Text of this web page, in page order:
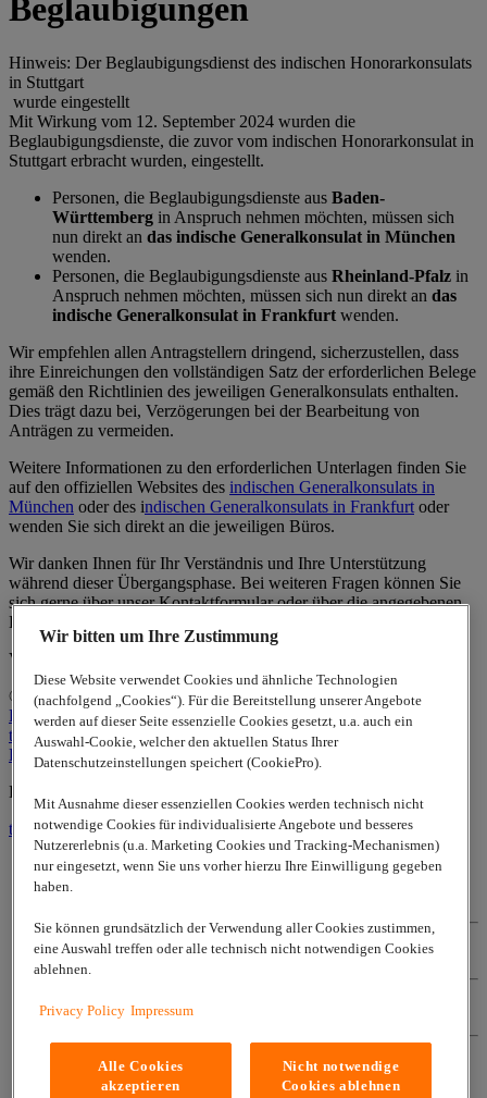
Beglaubigungen
Hinweis: Der Beglaubigungsdienst des indischen Honorarkonsulats
in Stuttgart
wurde eingestellt
Mit Wirkung vom 12. September 2024 wurden die
Beglaubigungsdienste, die zuvor vom indischen Honorarkonsulat in
Stuttgart erbracht wurden, eingestellt.
Personen, die Beglaubigungsdienste aus Baden-
Württemberg in Anspruch nehmen möchten, müssen sich
nun direkt an das indische Generalkonsulat in München
wenden.
Personen, die Beglaubigungsdienste aus Rheinland-Pfalz in
Anspruch nehmen möchten, müssen sich nun direkt an das
indische Generalkonsulat in Frankfurt wenden.
Wir empfehlen allen Antragstellern dringend, sicherzustellen, dass
ihre Einreichungen den vollständigen Satz der erforderlichen Belege
gemäß den Richtlinien des jeweiligen Generalkonsulats enthalten.
Dies trägt dazu bei, Verzögerungen bei der Bearbeitung von
Anträgen zu vermeiden.
Weitere Informationen zu den erforderlichen Unterlagen finden Sie
auf den offiziellen Websites des indischen Generalkonsulats in
München oder des indischen Generalkonsulats in Frankfurt oder
wenden Sie sich direkt an die jeweiligen Büros.
Wir danken Ihnen für Ihr Verständnis und Ihre Unterstützung
während dieser Übergangsphase. Bei weiteren Fragen können Sie
sich gerne über unser Kontaktformular oder über die angegebenen
Kontaktinformationen an uns wenden.
Vielen Dank für Ihre Aufmerksamkeit.
© 2026www.lappgroup.comPrivacy
Policy Kontakt Impressum Sitemap|Cookie-Einstellungen
to top
LinkedIn
Lapp Insulator is not affiliated with the Lapp Group
to top
Kontakt
Impressum
Sitemap
Wir bitten um Ihre Zustimmung
Diese Website verwendet Cookies und ähnliche Technologien
(nachfolgend „Cookies“). Für die Bereitstellung unserer Angebote
werden auf dieser Seite essenzielle Cookies gesetzt, u.a. auch ein
Auswahl-Cookie, welcher den aktuellen Status Ihrer
Datenschutzeinstellungen speichert (CookiePro).
Mit Ausnahme dieser essenziellen Cookies werden technisch nicht
notwendige Cookies für individualisierte Angebote und besseres
Nutzererlebnis (u.a. Marketing Cookies und Tracking-Mechanismen)
nur eingesetzt, wenn Sie uns vorher hierzu Ihre Einwilligung gegeben
haben.
Sie können grundsätzlich der Verwendung aller Cookies zustimmen,
eine Auswahl treffen oder alle technisch nicht notwendigen Cookies
ablehnen.
Privacy Policy Impressum
Alle Cookies
akzeptieren
Nicht notwendige
Cookies ablehnen